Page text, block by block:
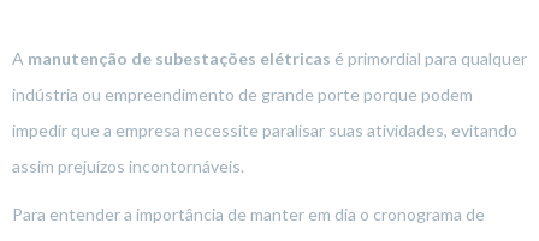
A manutenção de subestações elétricas é primordial para qualquer
indústria ou empreendimento de grande porte porque podem
impedir que a empresa necessite paralisar suas atividades, evitando
assim prejuízos incontornáveis.
Para entender a importância de manter em dia o cronograma de